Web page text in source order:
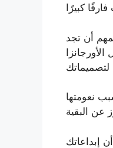
أن تجد
نعومتها
إبداعاتك